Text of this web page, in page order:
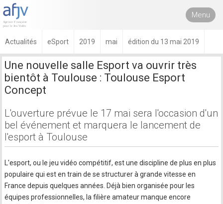
Menu
Actualités eSport 2019 mai édition du 13 mai 2019
Une nouvelle salle Esport va ouvrir très
bientôt à Toulouse : Toulouse Esport
Concept
L'ouverture prévue le 17 mai sera l'occasion d'un
bel événement et marquera le lancement de
l'esport à Toulouse
L'esport, ou le jeu vidéo compétitif, est une discipline de plus en plus
populaire qui est en train de se structurer à grande vitesse en
France depuis quelques années. Déjà bien organisée pour les
équipes professionnelles, la filière amateur manque encore